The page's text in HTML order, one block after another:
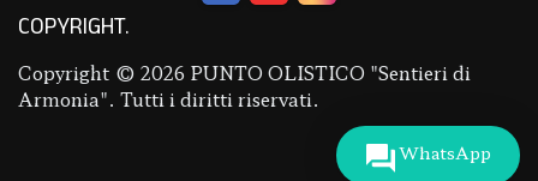
WhatsApp
COPYRIGHT
Copyright © 2026 PUNTO OLISTICO "Sentieri di
Armonia". Tutti i diritti riservati.